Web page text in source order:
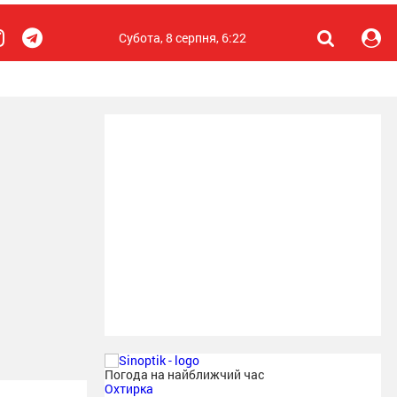
Субота, 8 серпня, 6:22
Погода на найближчий час
Охтирка